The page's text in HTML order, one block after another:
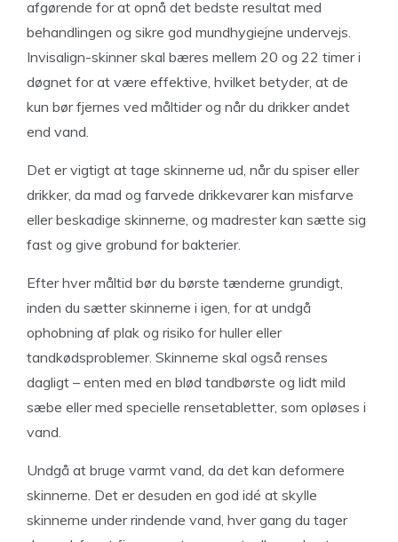
afgørende for at opnå det bedste resultat med
behandlingen og sikre god mundhygiejne undervejs.
Invisalign-skinner skal bæres mellem 20 og 22 timer i
døgnet for at være effektive, hvilket betyder, at de
kun bør fjernes ved måltider og når du drikker andet
end vand.
Det er vigtigt at tage skinnerne ud, når du spiser eller
drikker, da mad og farvede drikkevarer kan misfarve
eller beskadige skinnerne, og madrester kan sætte sig
fast og give grobund for bakterier.
Efter hver måltid bør du børste tænderne grundigt,
inden du sætter skinnerne i igen, for at undgå
ophobning af plak og risiko for huller eller
tandkødsproblemer. Skinnerne skal også renses
dagligt – enten med en blød tandbørste og lidt mild
sæbe eller med specielle rensetabletter, som opløses i
vand.
Undgå at bruge varmt vand, da det kan deformere
skinnerne. Det er desuden en god idé at skylle
skinnerne under rindende vand, hver gang du tager